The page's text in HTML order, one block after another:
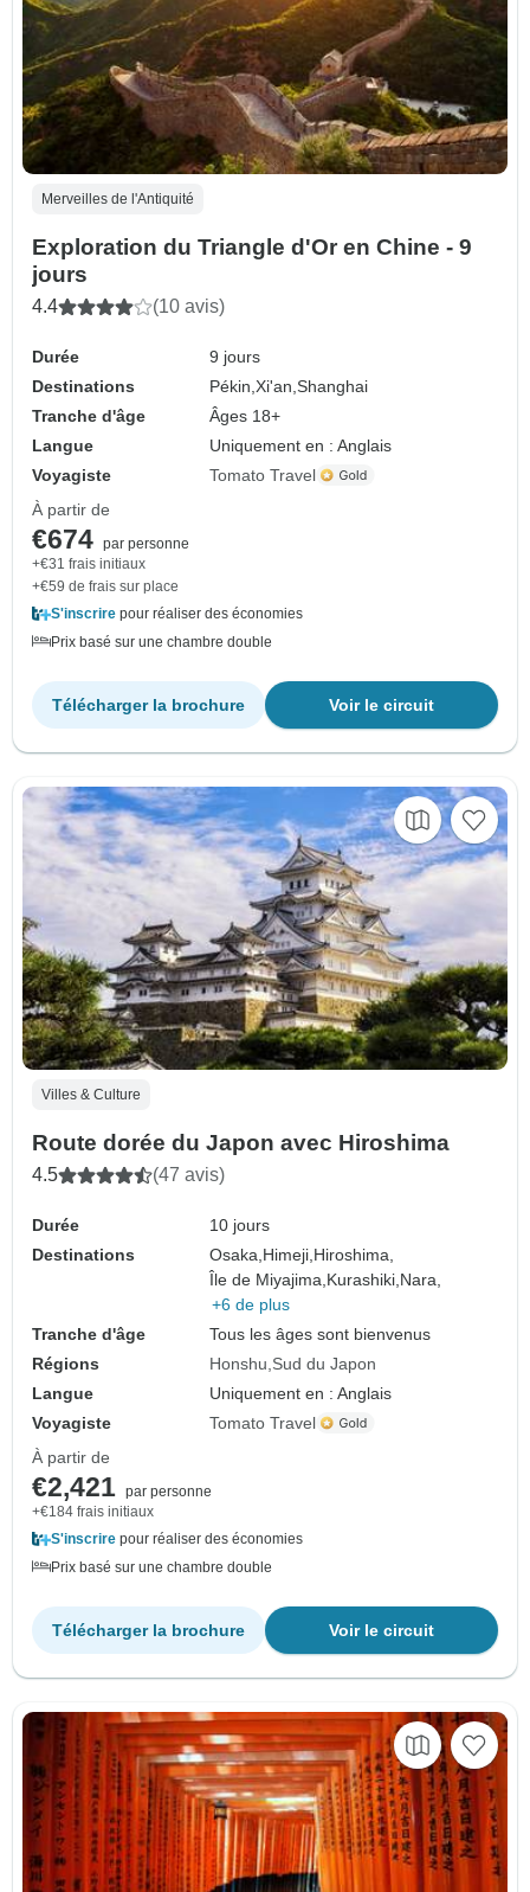
Merveilles de l'Antiquité
Exploration du Triangle d'Or en Chine - 9
jours
4.4 (10 avis)
Durée
9 jours
Destinations
Pékin,Xi'an,Shanghai
Tranche d'âge
Âges 18+
Langue
Uniquement en : Anglais
Voyagiste
Tomato Travel
À partir de
€674 par personne
+€31 frais initiaux
+€59 de frais sur place
S'inscrire pour réaliser des économies
Prix basé sur une chambre double
Voir le circuit
Télécharger la brochure
Villes & Culture
Route dorée du Japon avec Hiroshima
4.5 (47 avis)
Durée
10 jours
Destinations
Osaka, Himeji, Hiroshima,
Île de Miyajima, Kurashiki, Nara,
+6 de plus
Tranche d'âge
Tous les âges sont bienvenus
Régions
Honshu Sud du Japon
Langue
Uniquement en : Anglais
Voyagiste
Tomato Travel
À partir de
€2,421 par personne
+€184 frais initiaux
S'inscrire pour réaliser des économies
Prix basé sur une chambre double
Voir le circuit
Télécharger la brochure